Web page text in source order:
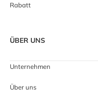
Rabatt
ÜBER UNS
Unternehmen
Über uns